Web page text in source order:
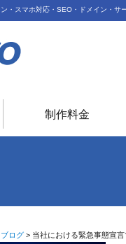
・スマホ対応・SEO・ドメイン・サ
制作料金
ブログ > 当社における緊急事態宣